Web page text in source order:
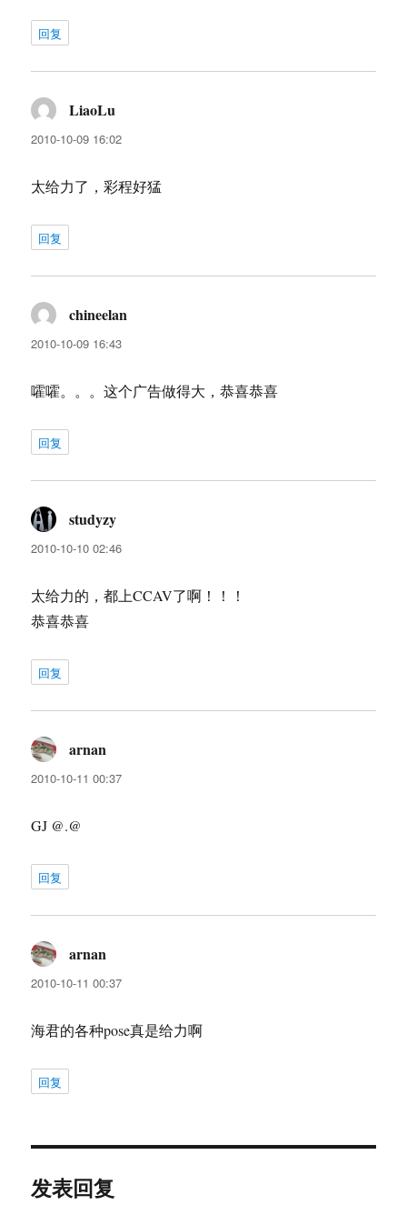
回复
LiaoLu
道：
2010-10-09 16:02
太给力了，彩程好猛
回复
chineelan
2010-10-09 16:43
嚯嚯。。。这个广告做得大，恭喜恭喜
回复
studyzy
道：
2010-10-10 02:46
太给力的，都上CCAV了啊！！！
恭喜恭喜
回复
arnan
道：
2010-10-11 00:37
GJ @.@
回复
arnan
道：
2010-10-11 00:37
海君的各种pose真是给力啊
回复
发表回复